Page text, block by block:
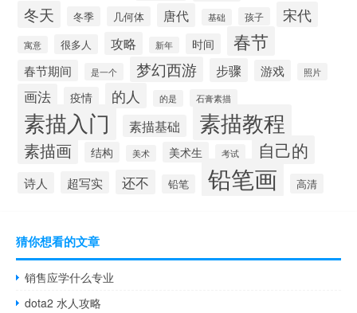
冬天 冬季 几何体 唐代 基础 孩子 宋代
寓意 很多人 攻略 新年 时间 春节
春节期间 是一个 梦幻西游 步骤 游戏 照片
画法 疫情 的人 的是 石膏素描
素描入门 素描基础 素描教程
素描画 结构 美术 美术生 考试 自己的
诗人 超写实 还不 铅笔 铅笔画 高清
猜你想看的文章
销售应学什么专业
dota2 水人攻略